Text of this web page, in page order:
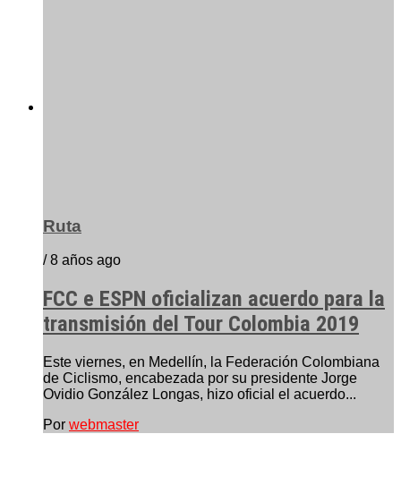
Ruta
/ 8 años ago
FCC e ESPN oficializan acuerdo para la
transmisión del Tour Colombia 2019
Este viernes, en Medellín, la Federación Colombiana
de Ciclismo, encabezada por su presidente Jorge
Ovidio González Longas, hizo oficial el acuerdo...
Por webmaster